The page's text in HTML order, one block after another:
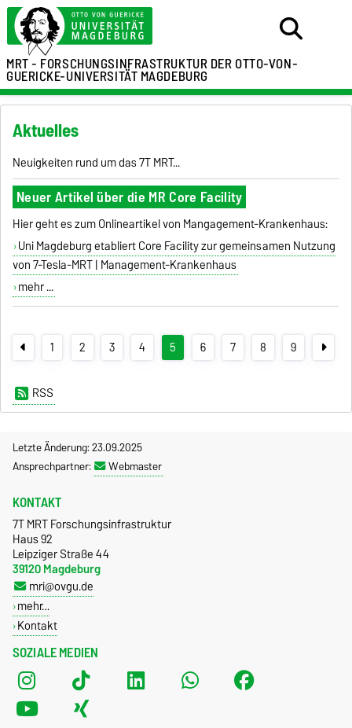
MRT - FORSCHUNGSINFRASTRUKTURDER OTTO-VON-
GUERICKE-UNIVERSITÄT MAGDEBURG
Aktuelles
Neuigkeiten rund um das 7T MRT...
Neuer Artikel über die MR Core Facility
Hier geht es zum Onlineartikel von Mangagement-Krankenhaus:
Uni Magdeburg etabliert Core Facility zur gemeinsamen Nutzung
von 7-Tesla-MRT | Management-Krankenhaus
mehr ...
1 2 3 4 5 6 7 8 9
RSS
Letzte Änderung: 23.09.2025
Ansprechpartner:
Webmaster
SOZIALE MEDIEN
KONTAKT
7T MRT Forschungsinfrastruktur
Haus 92
Leipziger Straße 44
39120 Magdeburg
mri@ovgu.de
mehr…
Kontakt